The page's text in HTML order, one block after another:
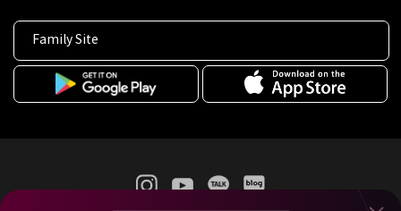
Family Site